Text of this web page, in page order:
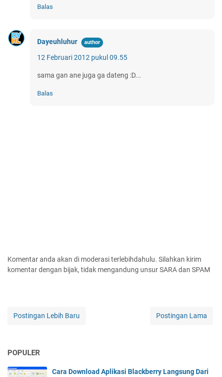
Balas
Dayeuhluhur
12 Februari 2012 pukul 09.55
sama gan ane juga ga dateng :D...
Balas
Komentar anda akan di moderasi terlebihdahulu. Silahkan kirim
komentar dengan bijak, tidak mengandung unsur SARA dan SPAM
Postingan Lebih Baru Postingan Lama
POPULER
Cara Download Aplikasi Blackberry Langsung Dari